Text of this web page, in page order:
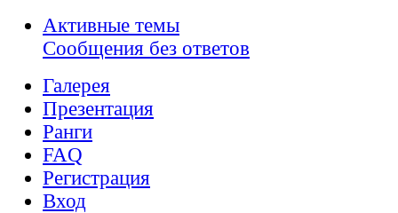
Активные темы
Сообщения без ответов
Галерея
Презентация
Ранги
FAQ
Регистрация
Вход